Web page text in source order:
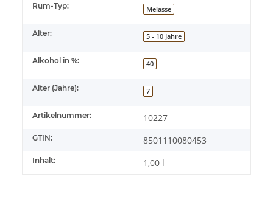
Rum-Typ: Melasse
Alter: 5 - 10 Jahre
Alkohol in %: 40
Alter (Jahre): 7
Artikelnummer: 10227
GTIN: 8501110080453
Inhalt: 1,00 l